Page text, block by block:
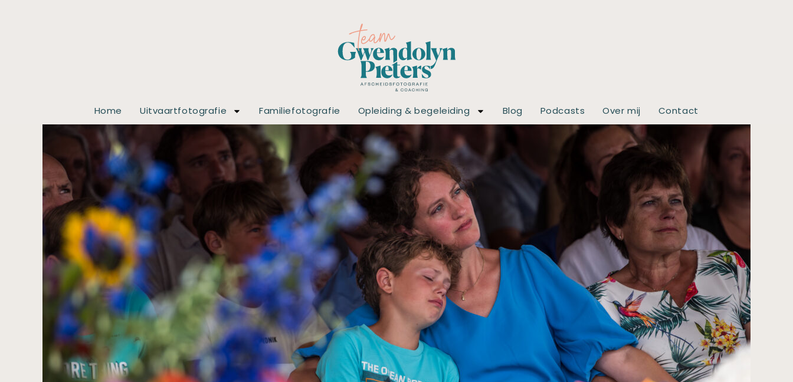
Home Uitvaartfotografie Familiefotografie Opleiding & begeleiding Blog Podcasts Over mij Contact